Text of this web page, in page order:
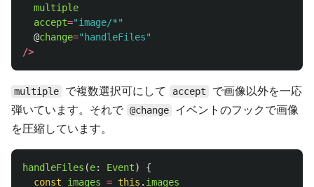
multiple
accept="image/*"
@change=" handleFiles"
/>
multiple で複数選択可にして accept
で画像以外を一応
弾いています。それで @change
イベントのフックで画像
を圧縮しています。
handleFiles (e: Event)
{
const
images = this . images